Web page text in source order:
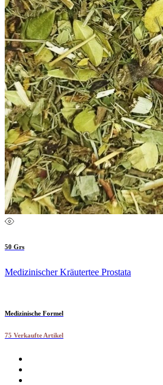
50 Grs
Medizinischer Kräutertee Prostata
Medizinische Formel
75 Verkaufte Artikel